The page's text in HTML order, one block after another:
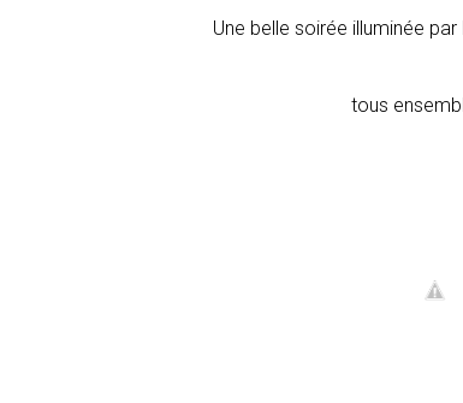
Une belle soirée illuminée
tous